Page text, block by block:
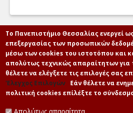
Video
Live Streaming
Ηλεκτρονικό Ταχυδρομείο
Email
Βίντεο
Δείτε τα βίντεο της
γνωσιακής βάσης
ταξινομημένα ανά
υπηρεσία.
Αίτηση Τηλεφωνίας
Αίτηση παροχής
υπηρεσιών Τηλεφωνίας
του δικτύου της
Υπηρεσίας μας
επικοινωνίας του
προσωπικού μας
Οι στόχοι μας
Ο στόχος της
Το Πανεπιστήμιο Θεσσαλίας ενεργεί
επεξεργασίας των προσωπικών
μέσω των cookies του ιστοτόπου και
απολύτως τεχνικώς απαραίτητων για
θέλετε να ελέγξετε τις επιλογές σας
'Ελεγχος Επιλογών
Εάν θέλετε να
πολιτική cookies επίλέξτε το